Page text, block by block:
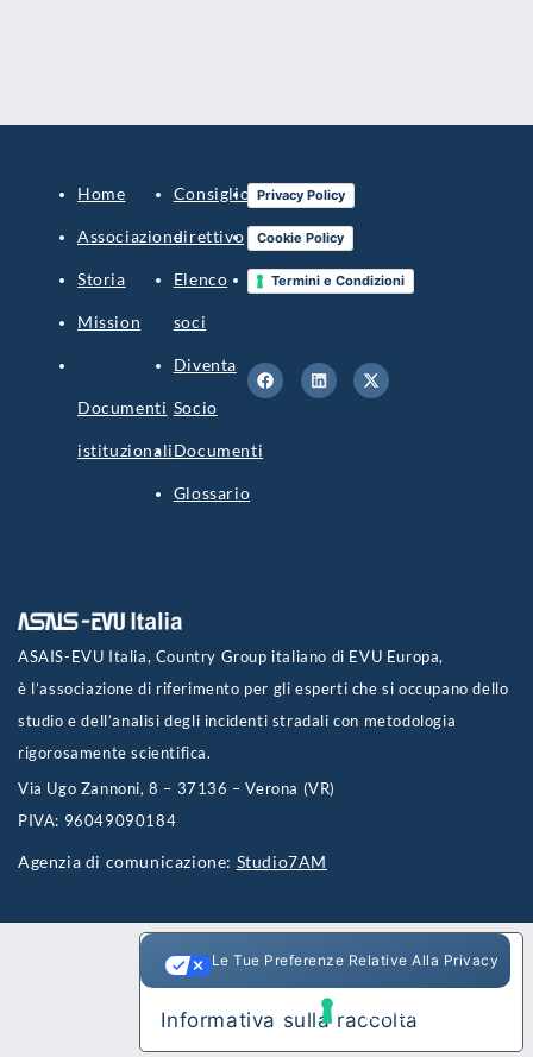
ASAIS-EVU Italia, Country Group italiano di EVU Europa,
è l’associazione di riferimento per gli esperti che si occupano dello
studio e dell’analisi degli incidenti stradali con metodologia
rigorosamente scientifica.
Via Ugo Zannoni, 8 – 37136 – Verona (VR)
PIVA: 96049090184
Agenzia di comunicazione: Studio7AM
Home
Associazione
Storia
Mission
Documenti
istituzionali
Consiglio
direttivo
Elenco
soci
Diventa
Socio
Documenti
Glossario
Blog
Contatti
Accedi
Privacy Policy
Cookie Policy
Termini e Condizioni
Informativa sulla raccolta
Le Tue Preferenze Relative Alla Privacy